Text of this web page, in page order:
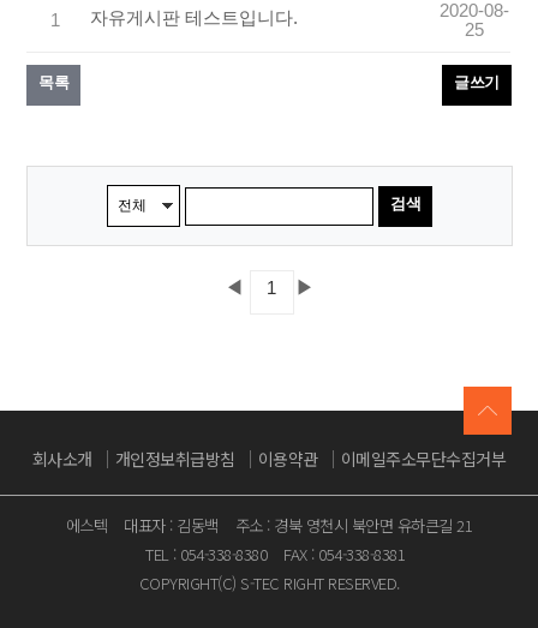
1 자유게시판 테스트입니다.
2020-08-
25
목록 글쓰기
검색
◀ 1 ▶
회사소개 개인정보취급방침 이용약관 이메일주소무단수집거부
에스텍 대표자 : 김동백
주소 : 경북 영천시 북안면 유하큰길 21
TEL : 054-338-8380
FAX : 054-338-8381
COPYRIGHT(C) S-TEC RIGHT RESERVED.